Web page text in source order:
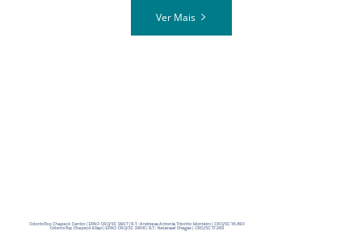
Ver Mais